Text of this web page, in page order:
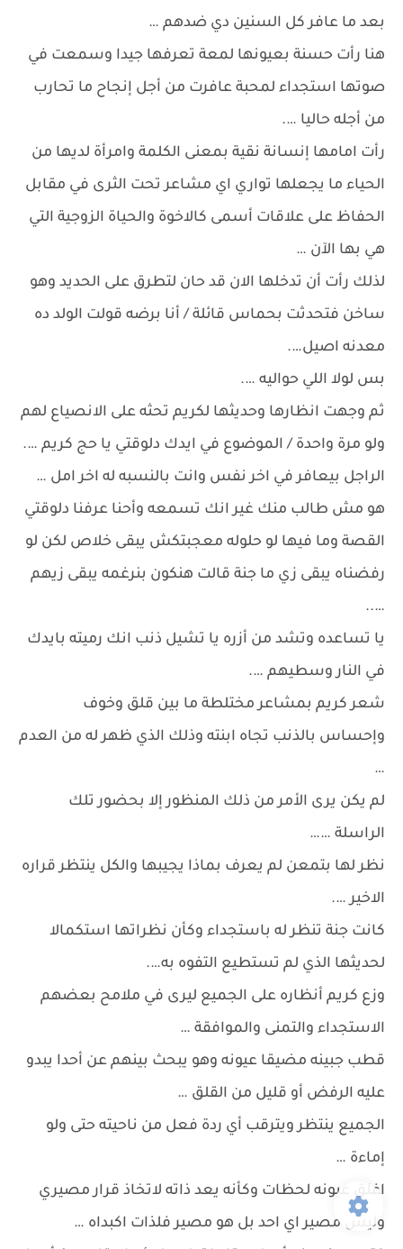
بعد ما عافر كل السنين دي ضدهم …
هنا رأت حسنة بعيونها لمعة تعرفها جيدا وسمعت في
صوتها استجداء لمحبة عافرت من أجل إنجاح ما تحارب
من أجله حاليا ….
رأت امامها إنسانة نقية بمعنى الكلمة وامرأة لديها من
الحياء ما يجعلها تواري اي مشاعر تحت الثرى في مقابل
الحفاظ على علاقات أسمى كالاخوة والحياة الزوجية التي
هي بها الآن …
لذلك رأت أن تدخلها الان قد حان لتطرق على الحديد وهو
ساخن فتحدثت بحماس قائلة / أنا برضه قولت الولد ده
معدنه اصيل….
بس لولا اللي حواليه ….
ثم وجهت انظارها وحديثها لكريم تحثه على الانصياع لهم
ولو مرة واحدة / الموضوع في ايدك دلوقتي يا حج كريم ….
الراجل بيعافر في اخر نفس وانت بالنسبه له اخر امل …
هو مش طالب منك غير انك تسمعه وأحنا عرفنا دلوقتي
القصة وما فيها لو حلوله معجبتكش يبقى خلاص لكن لو
رفضناه يبقى زي ما جنة قالت هنكون بنرغمه يبقى زيهم
…..
يا تساعده وتشد من أزره يا تشيل ذنب انك رميته بايدك
في النار وسطيهم ….
شعر كريم بمشاعر مختلطة ما بين قلق وخوف
وإحساس بالذنب تجاه ابنته وذلك الذي ظهر له من العدم
…
لم يكن يرى الأمر من ذلك المنظور إلا بحضور تلك
الراسلة ……
نظر لها بتمعن لم يعرف بماذا يجيبها والكل ينتظر قراره
الاخير ….
كانت جنة تنظر له باستجداء وكأن نظراتها استكمالا
لحديثها الذي لم تستطيع التفوه به….
وزع كريم أنظاره على الجميع ليرى في ملامح بعضهم
الاستجداء والتمنى والموافقة …
قطب جبينه مضيقا عيونه وهو يبحث بينهم عن أحدا يبدو
عليه الرفض أو قليل من القلق …
الجميع ينتظر ويترقب أي ردة فعل من ناحيته حتى ولو
إماءة …
اغلق عيونه لحظات وكأنه يعد ذاته لاتخاذ قرار مصيري
وليس مصير اي احد بل هو مصير فلذات اكبداه …